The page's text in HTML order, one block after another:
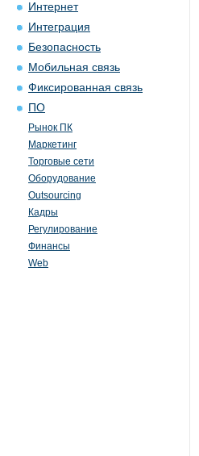
Интернет
Интеграция
Безопасность
Мобильная связь
Фиксированная связь
ПО
Рынок ПК
Маркетинг
Торговые сети
Оборудование
Outsourcing
Кадры
Регулирование
Финансы
Web